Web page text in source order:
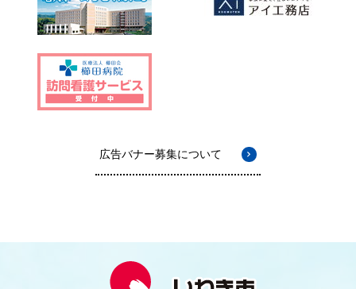
広告バナー募集について